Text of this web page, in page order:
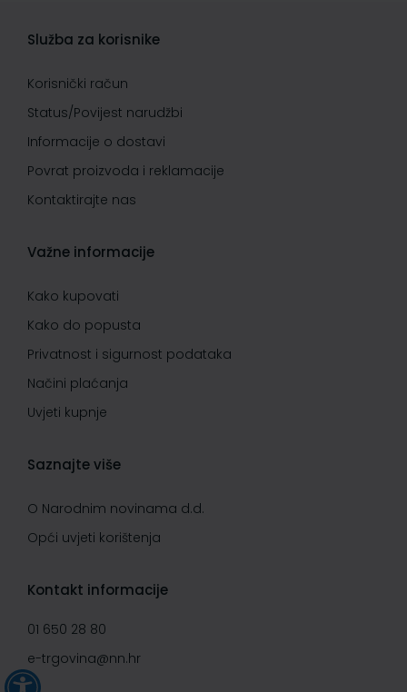
Služba za korisnike
Korisnički račun
Status/Povijest narudžbi
Informacije o dostavi
Povrat proizvoda i reklamacije
Kontaktirajte nas
Važne informacije
Kako kupovati
Kako do popusta
Privatnost i sigurnost podataka
Načini plaćanja
Uvjeti kupnje
Saznajte više
O Narodnim novinama d.d.
Opći uvjeti korištenja
Kontakt informacije
01 650 28 80
e-trgovina@nn.hr